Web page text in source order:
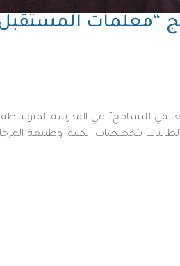
“معلمات
للتسامح” في المدرسة
أهمية التسامح، تعرّف الطالبات بتخصصات الكلية،